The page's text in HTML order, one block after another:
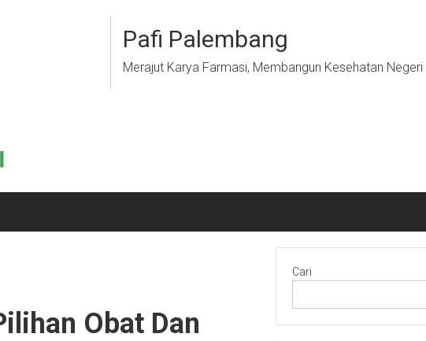
Pafi Palembang
Merajut Karya Farmasi, Membangun Kesehatan Negeri
Obat Dan
Cari